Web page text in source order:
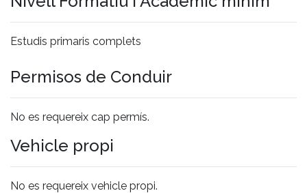
Estudis primaris complets
Permisos de Conduir
No es requereix cap permís.
Vehicle propi
No es requereix vehicle propi.